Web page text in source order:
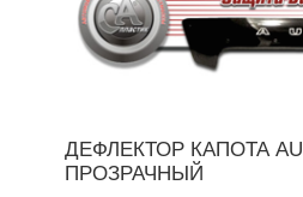
ДЕФЛЕКТОР КАПОТА
ПРОЗРАЧНЫЙ